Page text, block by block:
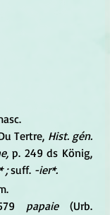
Tertre, Hist. gén.
p. 249 ds König,
; suff. -ier*.
papaie (Urb.